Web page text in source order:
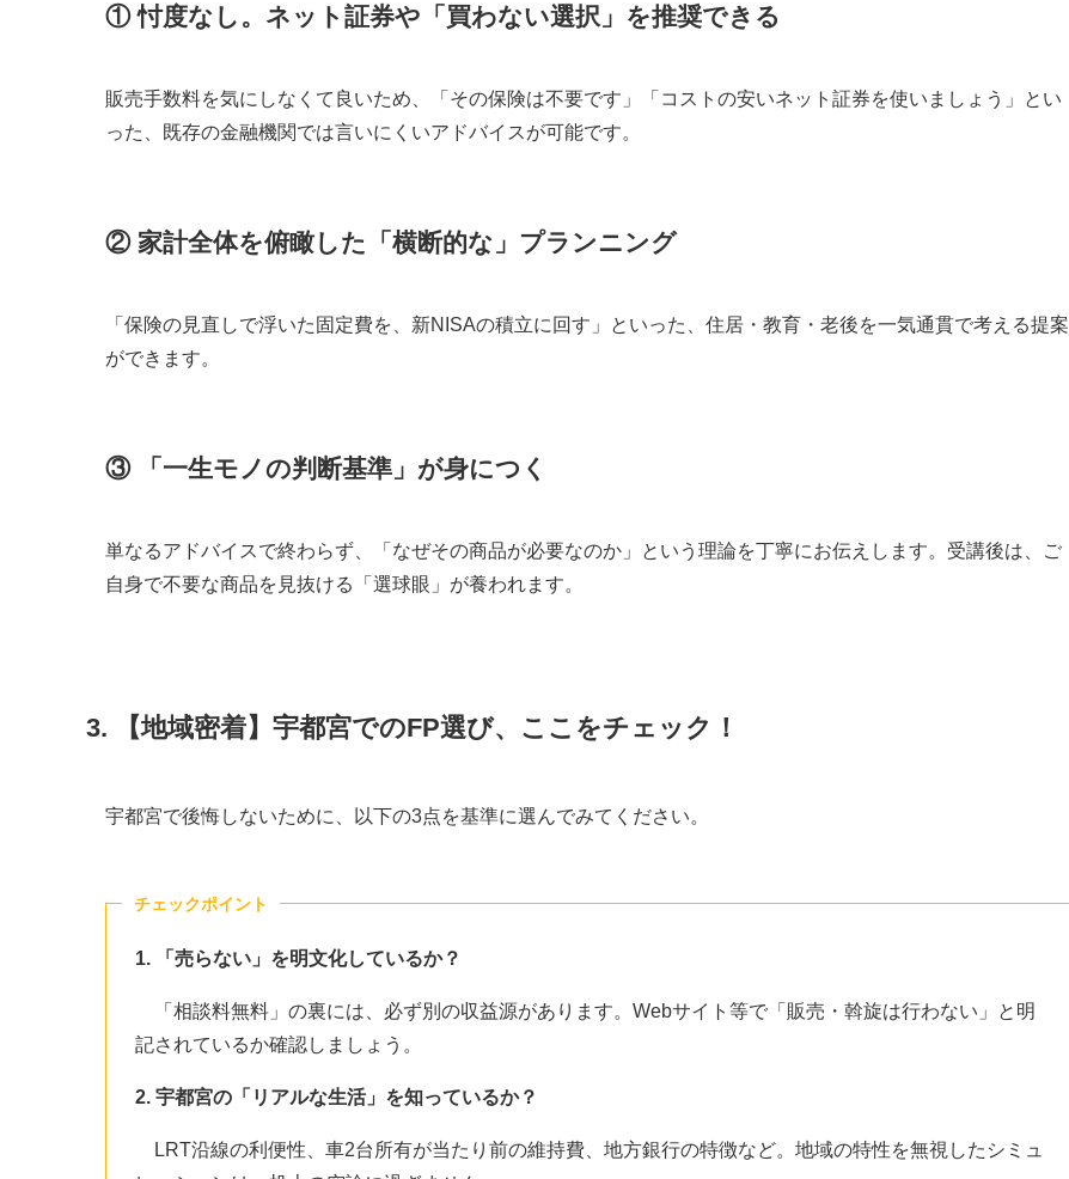
① 忖度なし。ネット証券や「買わない選択」を推奨できる
販売手数料を気にしなくて良いため、「その保険は不要です」「コストの安いネット証券を使いましょう」とい
った、既存の金融機関では言いにくいアドバイスが可能です。
② 家計全体を俯瞰した「横断的な」プランニング
「保険の見直しで浮いた固定費を、新NISAの積立に回す」といった、住居・教育・老後を一気通貫で考える提案
ができます。
③ 「一生モノの判断基準」が身につく
単なるアドバイスで終わらず、「なぜその商品が必要なのか」という理論を丁寧にお伝えします。受講後は、ご
自身で不要な商品を見抜ける「選球眼」が養われます。
3. 【地域密着】宇都宮でのFP選び、ここをチェック！
宇都宮で後悔しないために、以下の3点を基準に選んでみてください。
チェックポイント
1. 「売らない」を明文化しているか？
「相談料無料」の裏には、必ず別の収益源があります。Webサイト等で「販売・斡旋は行わない」と明
記されているか確認しましょう。
2. 宇都宮の「リアルな生活」を知っているか？
LRT沿線の利便性、車2台所有が当たり前の維持費、地方銀行の特徴など。地域の特性を無視したシミュ